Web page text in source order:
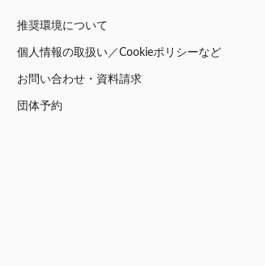
推奨環境について
個人情報の取扱い／Cookieポリシーなど
お問い合わせ・資料請求
団体予約